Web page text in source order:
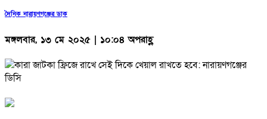
দৈনিক নারায়ণগঞ্জের ডাক
মঙ্গলবার, ১৩ মে ২০২৫ | ১০:০৪ অপরাহ্ণ